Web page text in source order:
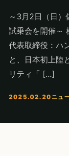
～3月2日（日
試乗会を開催～
代表取締役：ハ
と、日本初上陸
リティ「 […]
2025.02.20ニュ